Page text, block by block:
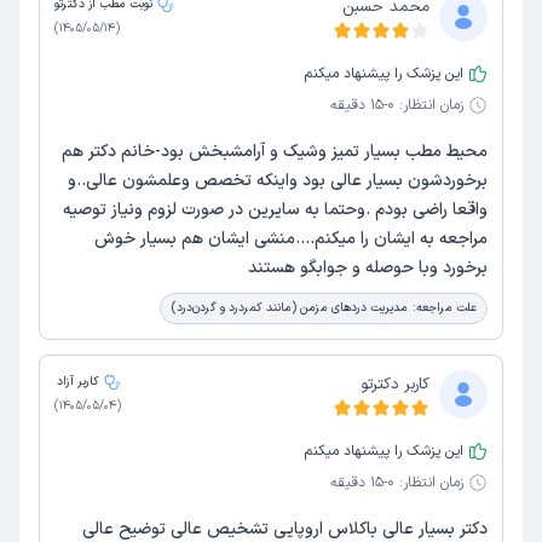
محمد حسبن
نوبت مطب از دکترتو
(
1405/05/14
)
این پزشک را پیشنهاد میکنم
زمان انتظار: 0-15 دقیقه
محیط مطب بسیار تمیز وشیک و آرامشبخش بود-خانم دکتر هم
برخوردشون بسیار عالی بود واینکه تخصص وعلمشون عالی..و
واقعا راضی بودم .وحتما به سایرین در صورت لزوم ونیاز توصیه
مراجعه به ایشان را میکنم....منشی ایشان هم بسیار خوش
برخورد وبا حوصله و جوابگو هستند
علت مراجعه: مدیریت دردهای مزمن (مانند کمردرد و گردن‌درد)
کاربر دکترتو
کاربر آزاد
(
1405/05/04
)
این پزشک را پیشنهاد میکنم
زمان انتظار: 0-15 دقیقه
دکتر بسیار عالی باکلاس اروپایی تشخیص عالی توضیح عالی